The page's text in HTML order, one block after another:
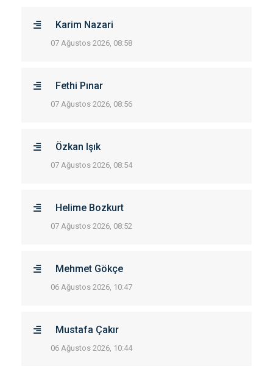
Karim Nazari
07 Ağustos 2026, 08:58
Fethi Pınar
07 Ağustos 2026, 08:56
Özkan Işık
07 Ağustos 2026, 08:54
Helime Bozkurt
07 Ağustos 2026, 08:52
Mehmet Gökçe
06 Ağustos 2026, 10:47
Mustafa Çakır
06 Ağustos 2026, 10:44